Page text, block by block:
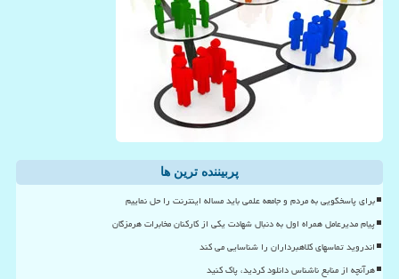
پربیننده ترین ها
برای پاسخگویی به مردم و جامعه علمی باید مساله اینترنت را حل نماییم
پیام مدیرعامل همراه اول به دنبال شهادت یکی از کارکنان مخابرات هرمزگان
اندروید تماسهای کلاهبرداران را شناسایی می کند
هرآنچه از منابع ناشناس دانلود کردید، پاک کنید